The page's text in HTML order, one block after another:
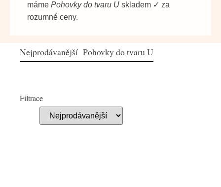
máme Pohovky do tvaru U skladem ✓ za
rozumné ceny.
Nejprodávanější Pohovky do tvaru U
Filtrace